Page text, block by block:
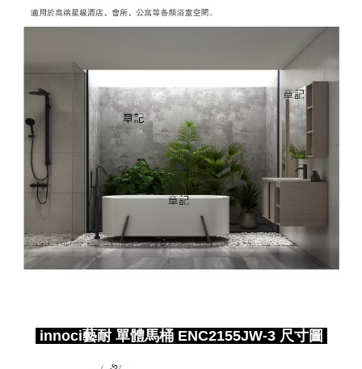
innoci藝耐 單體馬桶 ENC2155JW-3 尺寸圖